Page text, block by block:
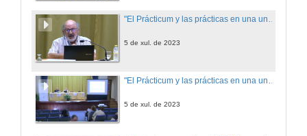
"El Prácticum y las prácticas en una universidad que se compromete con la Agenda 2030"
5 de xul. de 2023
5 de xul. de 2023